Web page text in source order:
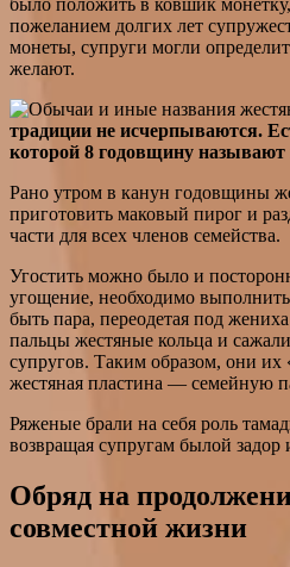
было положить в ковшик монетку,
пожеланием долгих лет
монеты, супруги могли
желают.
традиции не исчерпываются.
которой 8 годовщину называют
Рано утром в канун годовщины
приготовить маковый пирог и
части для всех членов семейства.
Угостить можно было и
угощение, необходимо
быть пара, переодетая под
пальцы жестяные кольца и
супругов. Таким образом, они их
жестяная пластина — семейную
Ряженые брали на себя роль
возвращая супругам былой задор
Обряд на
совместной жизни